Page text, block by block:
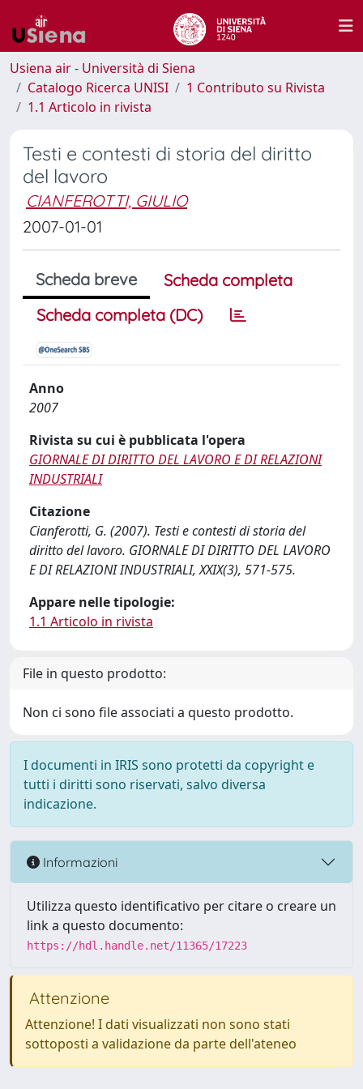
Usiena air - Università di Siena
Catalogo Ricerca UNISI
1 Contributo su Rivista
1.1 Articolo in rivista
Testi e contesti di storia del diritto
del lavoro
CIANFEROTTI, GIULIO
2007-01-01
Scheda breve
Scheda completa
Scheda completa (DC)
Anno
2007
Rivista su cui è pubblicata l'opera
GIORNALE DI DIRITTO DEL LAVORO E DI RELAZIONI
INDUSTRIALI
Citazione
Cianferotti, G. (2007). Testi e contesti di storia del
diritto del lavoro. GIORNALE DI DIRITTO DEL LAVORO
E DI RELAZIONI INDUSTRIALI, XXIX(3), 571-575.
Appare nelle tipologie:
1.1 Articolo in rivista
File in questo prodotto:
Non ci sono file associati a questo prodotto.
I documenti in IRIS sono protetti da copyright e
tutti i diritti sono riservati, salvo diversa
indicazione.
Informazioni
Utilizza questo identificativo per citare o creare un
link a questo documento:
https://hdl.handle.net/11365/17223
Attenzione
Attenzione! I dati visualizzati non sono stati
sottoposti a validazione da parte dell'ateneo